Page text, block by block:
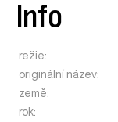
Info
režie:
originální název:
země:
rok: